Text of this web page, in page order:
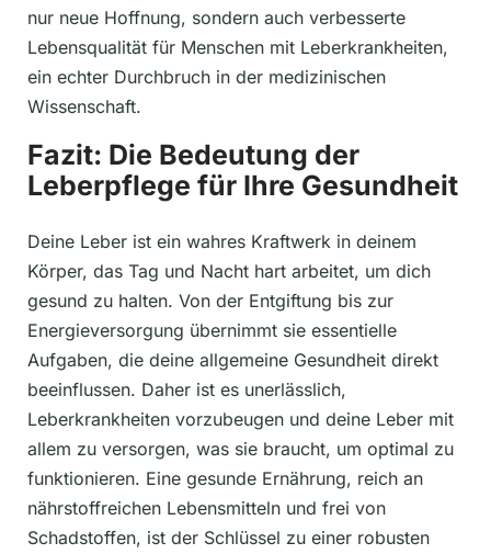
nur neue Hoffnung, sondern auch verbesserte
Lebensqualität für Menschen mit Leberkrankheiten,
ein echter Durchbruch in der medizinischen
Wissenschaft.
Fazit: Die Bedeutung der
Leberpflege für Ihre Gesundheit
Deine Leber ist ein wahres Kraftwerk in deinem
Körper, das Tag und Nacht hart arbeitet, um dich
gesund zu halten. Von der Entgiftung bis zur
Energieversorgung übernimmt sie essentielle
Aufgaben, die deine allgemeine Gesundheit direkt
beeinflussen. Daher ist es unerlässlich,
Leberkrankheiten vorzubeugen und deine Leber mit
allem zu versorgen, was sie braucht, um optimal zu
funktionieren. Eine gesunde Ernährung, reich an
nährstoffreichen Lebensmitteln und frei von
Schadstoffen, ist der Schlüssel zu einer robusten